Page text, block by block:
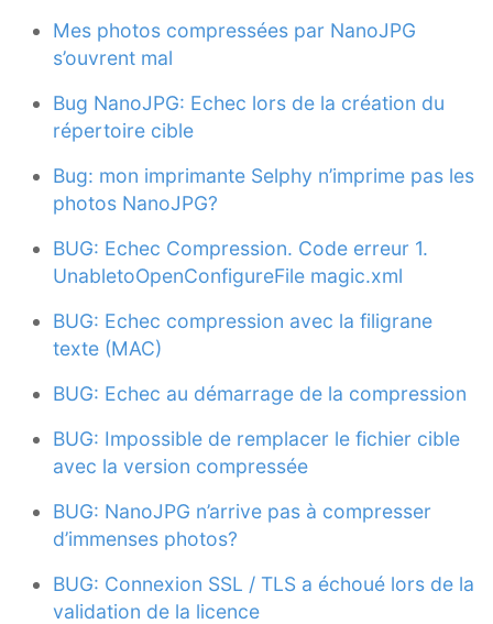
Mes photos compressées par NanoJPG
s’ouvrent mal
Bug NanoJPG: Echec lors de la création du
répertoire cible
Bug: mon imprimante Selphy n’imprime pas les
photos NanoJPG?
BUG: Echec Compression. Code erreur 1.
UnabletoOpenConfigureFile magic.xml
BUG: Echec compression avec la filigrane
texte (MAC)
BUG: Echec au démarrage de la compression
BUG: Impossible de remplacer le fichier cible
avec la version compressée
BUG: NanoJPG n’arrive pas à compresser
d’immenses photos?
BUG: Connexion SSL / TLS a échoué lors de la
validation de la licence